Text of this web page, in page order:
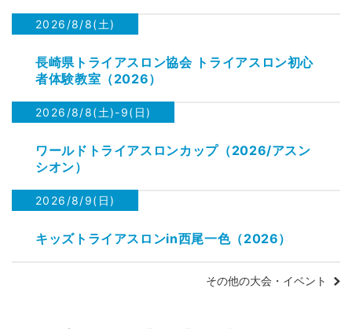
2026/8/8(土)
長崎県トライアスロン協会 トライアスロン初心
者体験教室（2026）
2026/8/8(土)-9(日)
ワールドトライアスロンカップ（2026/アスン
シオン）
2026/8/9(日)
キッズトライアスロンin西尾一色（2026）
その他の大会・イベント